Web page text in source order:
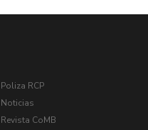
Poliza RCP
Noticias
Revista CoMB